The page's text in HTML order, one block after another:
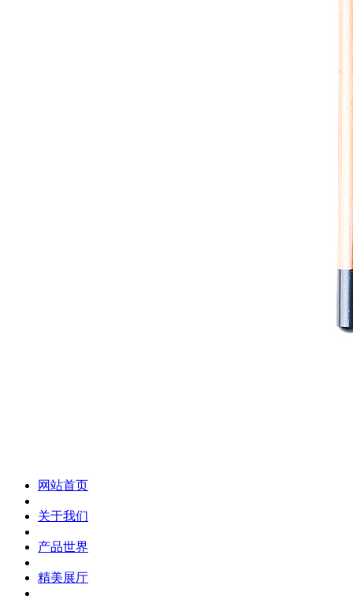
网站首页
关于我们
产品世界
精美展厅